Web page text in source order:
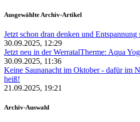
Ausgewählte Archiv-Artikel
Jetzt schon dran denken und Entspannung
30.09.2025, 12:29
Jetzt neu in der WerratalTherme: Aqua
30.09.2025, 11:36
Keine Saunanacht im Oktober - dafür im
heiß!
21.09.2025, 19:21
Archiv-Auswahl